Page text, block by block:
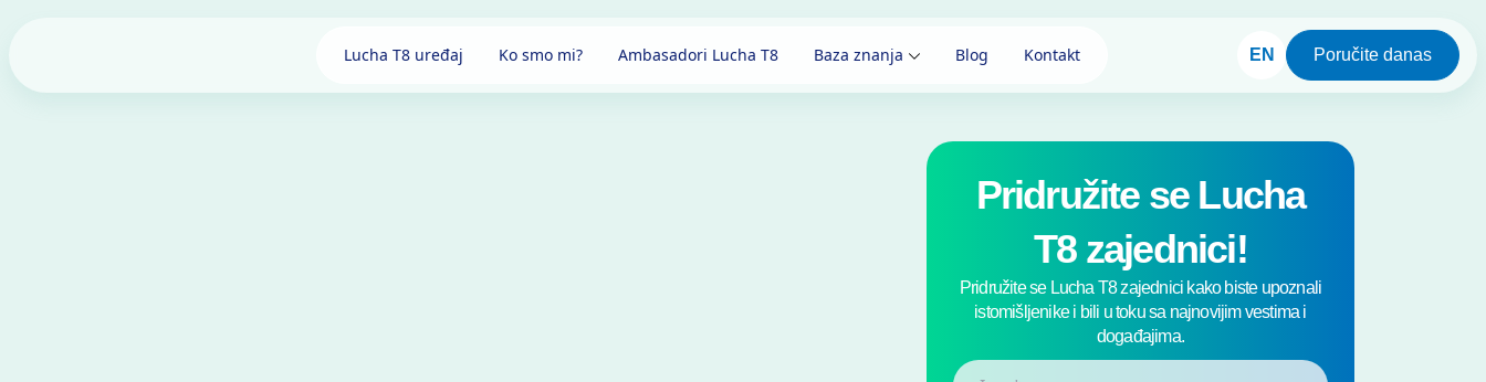
Lucha T8 uređaj Ko smo mi? Ambasadori Lucha T8 Baza znanja Blog Kontakt EN Poručite danas
Pridružite se Lucha
T8 zajednici!
Pridružite se Lucha T8 zajednici kako biste upoznali
istomišljenike i bili u toku sa najnovijim vestima i
događajima.